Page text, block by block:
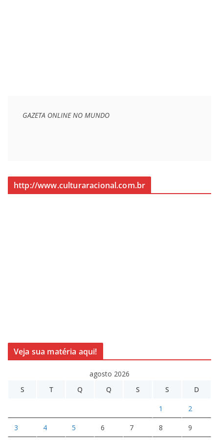
GAZETA ONLINE NO MUNDO
http://www.culturaracional.com.br
Veja sua matéria aqui!
agosto 2026
S
T Q Q S S D
1 2
3 4 5 6 7 8 9